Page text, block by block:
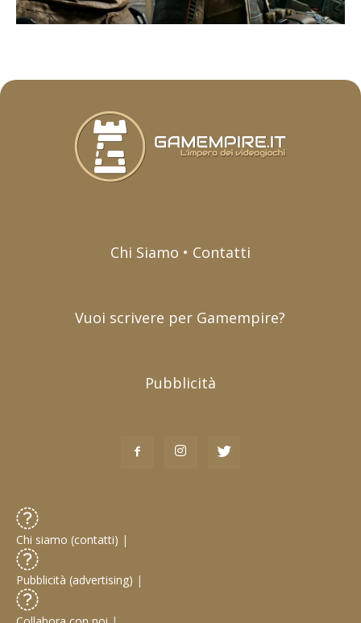
Chi Siamo • Contatti
Vuoi scrivere per Gamempire?
Pubblicità
Chi siamo (contatti) |
Pubblicità (advertising) |